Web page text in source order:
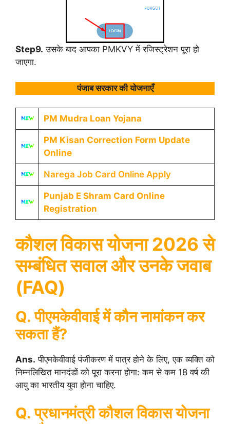
Step9. उसके बाद आपका PMKVY में रजिस्ट्रेशन पूरा हो
जाएगा.
पंजाब सरकार की योजनाएँ
PM Mudra Loan Yojana
PM Kisan Correction Form Update
Online
Narega Job Card Online Apply
Punjab E Shram Card Online
Registration
कौशल विकास योजना 2026 से
सम्बंधित सवाल और उनके जवाब
(FAQ)
Q. पीएमकेवीवाई में कौन नामांकन कर
सकता हैं?
Ans. पीएमकेवीवाई पंजीकरण में पात्र होने के लिए, एक व्यक्ति को
निम्नलिखित मानदंडों को पूरा करना होगा: कम से कम 18 वर्ष की
आयु का भारतीय युवा होना चाहिए.
Q. प्रधानमंत्री कौशल विकास योजना